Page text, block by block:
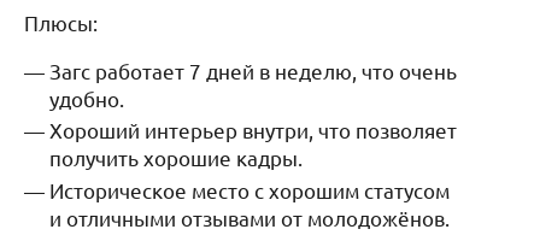
Плюсы:
Загс работает 7 дней в неделю, что очень
удобно.
Хороший интерьер внутри, что позволяет
получить хорошие кадры.
Историческое место с хорошим статусом
и отличными отзывами от молодожёнов.